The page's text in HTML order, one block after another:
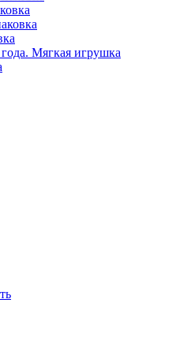
Мягкая игрушка